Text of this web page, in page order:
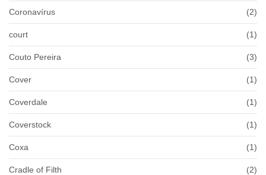
Coronavírus (2)
court (1)
Couto Pereira (3)
Cover (1)
Coverdale (1)
Coverstock (1)
Coxa (1)
Cradle of Filth (2)